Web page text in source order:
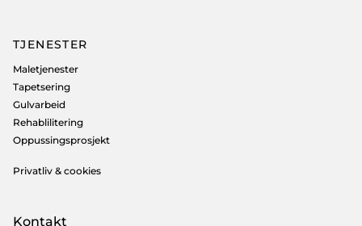
TJENESTER
Maletjenester
Tapetsering
Gulvarbeid
Rehablilitering
Oppussingsprosjekt
Privatliv & cookies
Kontakt